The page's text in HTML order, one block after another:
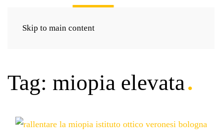
Skip to main content
Tag: miopia elevata